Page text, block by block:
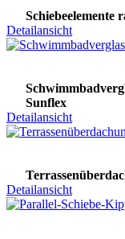
Schiebeelemente
Detailansicht
Sunflex
Detailansicht
Detailansicht